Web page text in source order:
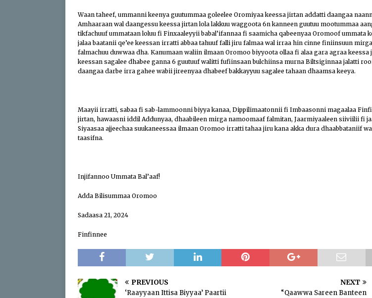
Waan taheef, ummanni keenya guutummaa goleelee Oromiyaa keessa jirtan addatti daangaa
Amhaaraan wal daangessu keessa jirtan lola lakkuu waggoota 6n kanneen guutuu mootummaa
tikfachuuf ummataan loluu fi Finxaaleyyii babal’ifannaa fi saamicha qabeenyaa Oromoof ummata
jalaa baatanii qe’ee keessan irratti abbaa tahuuf falli jiru falmaa wal irraa hin cinne finiinsuun
falmachuu duwwaa dha. Kanumaan waliin ilmaan Oromoo biyyoota ollaa fi alaa gara agraa keessa
keessan sagalee dhabee ganna 6 guutuuf walitti fufiinsaan bulchiinsa murna Biltsiginnaa jalatti
daangaa darbe irra gahee wabii jireenyaa dhabeef bakkayyuu sagalee tahaan dhaamsa keeya.
Maayii irratti, sabaa fi sab-lammoonni biyya kanaa, Dippilimaatonnii fi Imbaasonni magaalaa
jirtan, hawaasni iddil Addunyaa, dhaabileen mirga namoomaaf falmitan, Jaarmiyaaleen siiviilii fi
Siyaasaa ajjeechaa suukaneessaa ilmaan Oromoo irratti tahaa jiru kana akka dura dhaabbataniif
taasifna.
Injifannoo Ummata Bal’aaf!
Adda Bilisummaa Oromoo
Sadaasa 21, 2024
Finfinnee
PREVIOUS
‘Raayyaan Ittisa Biyyaa’ Paartii
NEXT
“Qaawwa Sareen Banteen